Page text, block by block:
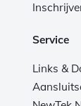
Service
Links &